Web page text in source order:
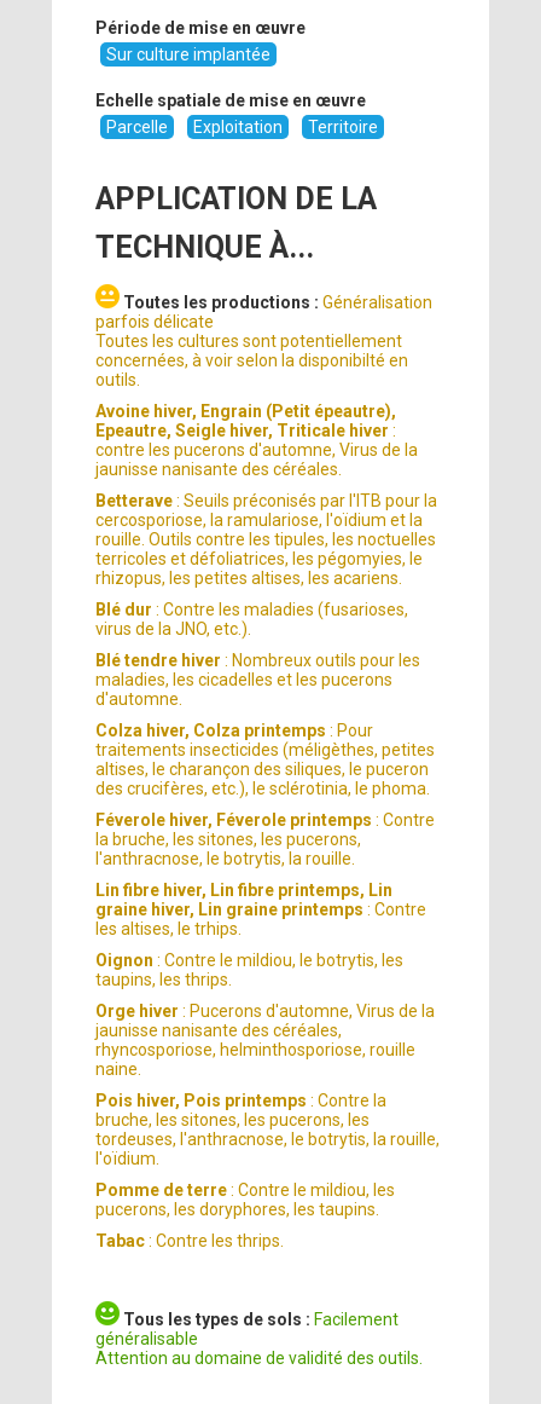
Période de mise en œuvre
Sur culture implantée
Echelle spatiale de mise en œuvre
Parcelle
Exploitation Territoire
APPLICATION DE LA
TECHNIQUE À...
Toutes les productions :Généralisation
parfois délicate
Toutes les cultures sont potentiellement
concernées, à voir selon la disponibilté en
outils.
Avoine hiver, Engrain (Petit épeautre),
Epeautre, Seigle hiver, Triticale hiver :
contre les pucerons d'automne, Virus de la
jaunisse nanisante des céréales.
Betterave: Seuils préconisés par l'ITB pour la
cercosporiose, la ramulariose, l'oïdium et la
rouille. Outils contre les tipules, les noctuelles
terricoles et défoliatrices, les pégomyies, le
rhizopus, les petites altises, les acariens.
Blé dur : Contre les maladies (fusarioses,
virus de la JNO, etc.).
Blé tendre hiver : Nombreux outils pour les
maladies, les cicadelles et les pucerons
d'automne.
Colza hiver, Colza printemps: Pour
traitements insecticides (méligèthes, petites
altises, le charançon des siliques, le puceron
des crucifères, etc.), le sclérotinia, le phoma.
Féverole hiver, Féverole printemps : Contre
la bruche, les sitones, les pucerons,
l'anthracnose, le botrytis, la rouille.
Lin fibre hiver, Lin fibre printemps, Lin
graine hiver, Lin graine printemps : Contre
les altises, le trhips.
Oignon: Contre le mildiou, le botrytis, les
taupins, les thrips.
Orge hiver : Pucerons d'automne, Virus de la
jaunisse nanisante des céréales,
rhyncosporiose, helminthosporiose, rouille
naine.
Pois hiver, Pois printemps: Contre la
bruche, les sitones, les pucerons, les
tordeuses, l'anthracnose, le botrytis, la rouille,
l'oïdium.
Pomme de terre: Contre le mildiou, les
pucerons, les doryphores, les taupins.
Tabac: Contre les thrips.
Tous les types de sols : Facilement
généralisable
Attention au domaine de validité des outils.